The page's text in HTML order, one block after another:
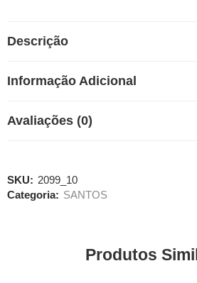
Descrição
Informação Adicional
Avaliações (0)
SKU: 2099_10
Categoria: SANTOS
Produtos